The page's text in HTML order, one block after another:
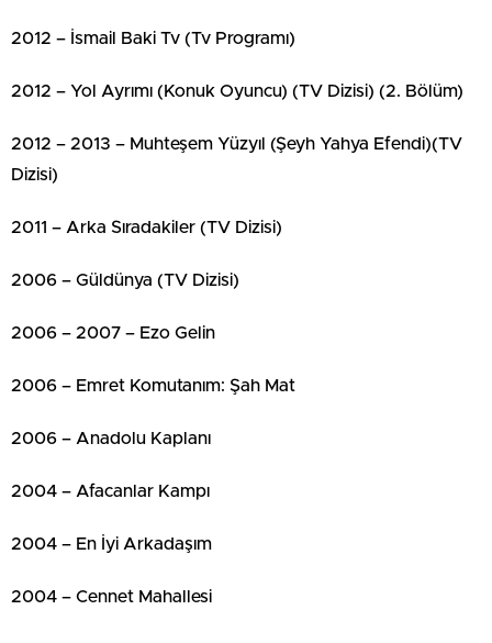
2012 – İsmail Baki Tv (Tv Programı)
2012 – Yol Ayrımı (Konuk Oyuncu) (TV Dizisi) (2. Bölüm)
2012 – 2013 – Muhteşem Yüzyıl (Şeyh Yahya Efendi)(TV
Dizisi)
2011 – Arka Sıradakiler (TV Dizisi)
2006 – Güldünya (TV Dizisi)
2006 – 2007 – Ezo Gelin
2006 – Emret Komutanım: Şah Mat
2006 – Anadolu Kaplanı
2004 – Afacanlar Kampı
2004 – En İyi Arkadaşım
2004 – Cennet Mahallesi